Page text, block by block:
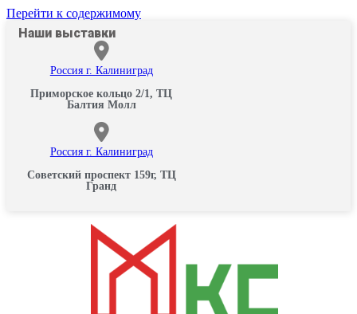
Перейти к содержимому
Наши выставки
Россия г. Калиниград
Приморское кольцо 2/1, ТЦ
Балтия Молл
Россия г. Калиниград
Советский проспект 159г, ТЦ
Гранд